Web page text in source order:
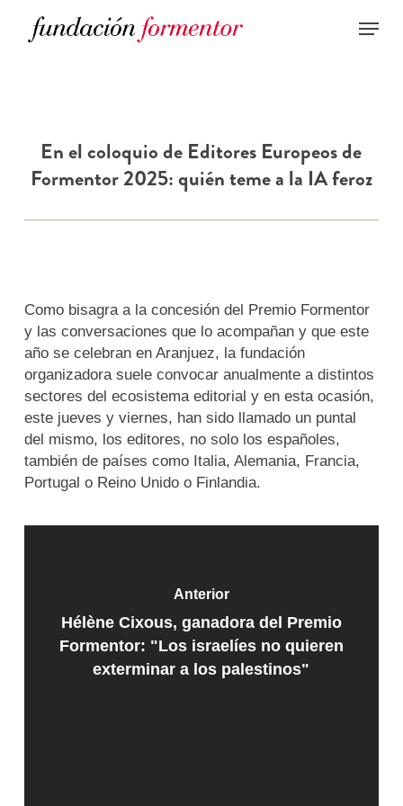
En el coloquio de Editores Europeos de
Formentor 2025: quién teme a la IA feroz
Como bisagra a la concesión del Premio Formentor
y las conversaciones que lo acompañan y que este
año se celebran en Aranjuez, la fundación
organizadora suele convocar anualmente a distintos
sectores del ecosistema editorial y en esta ocasión,
este jueves y viernes, han sido llamado un puntal
del mismo, los editores, no solo los españoles,
también de países como Italia, Alemania, Francia,
Portugal o Reino Unido o Finlandia.
Anterior
Hélène Cixous, ganadora del Premio
Formentor: "Los israelíes no quieren
exterminar a los palestinos"